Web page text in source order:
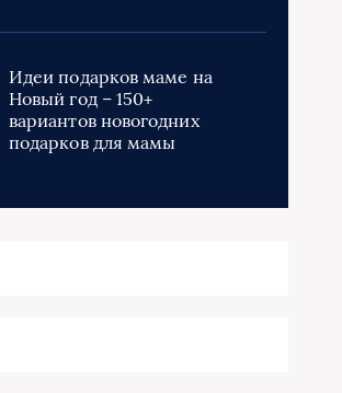
Идеи подарков маме на
Новый год – 150+
вариантов новогодних
подарков для мамы